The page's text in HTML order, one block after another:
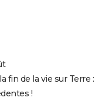
fin de la vie sur Terre :
!